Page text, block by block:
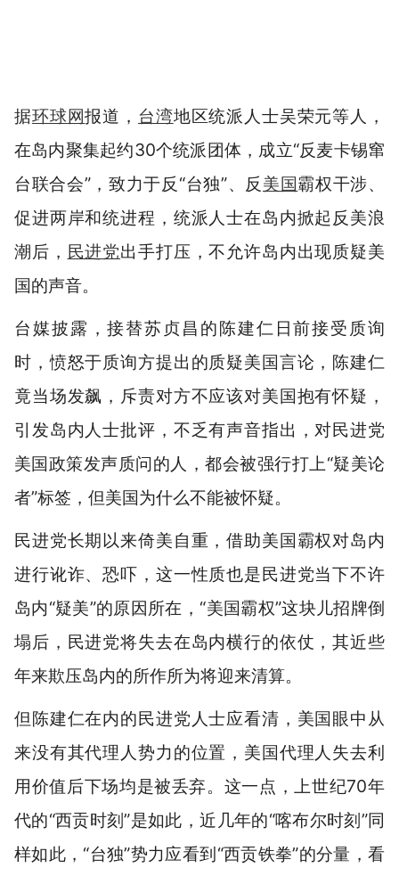
据环球网报道， 台湾地区统派人士吴荣元等人，
在岛内聚集起约30个统派团体，成立“反麦卡锡窜
台联合会”，致力于反“台独”、反 美国霸权干涉、
促进两岸和统进程，统派人士在岛内掀起反美浪
潮后， 民进党出手打压，不允许岛内出现质疑美
国的声音。
台媒披露，接替苏贞昌的陈建仁日前接受质询
时，愤怒于质询方提出的质疑美国言论，陈建仁
竟当场发飙，斥责对方不应该对美国抱有怀疑，
引发岛内人士批评，不乏有声音指出，对民进党
美国政策发声质问的人，都会被强行打上“疑美论
者”标签，但美国为什么不能被怀疑。
民进党长期以来倚美自重，借助美国霸权对岛内
进行讹诈、恐吓，这一性质也是民进党当下不许
岛内“疑美”的原因所在，“美国霸权”这块儿招牌倒
塌后，民进党将失去在岛内横行的依仗，其近些
年来欺压岛内的所作所为将迎来清算。
但陈建仁在内的民进党人士应看清，美国眼中从
来没有其代理人势力的位置，美国代理人失去利
用价值后下场均是被丢弃。这一点，上世纪70年
代的“西贡时刻”是如此，近几年的“喀布尔时刻”同
样如此，“台独”势力应看到“西贡铁拳”的分量，看